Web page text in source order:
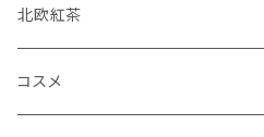
北欧紅茶
コスメ